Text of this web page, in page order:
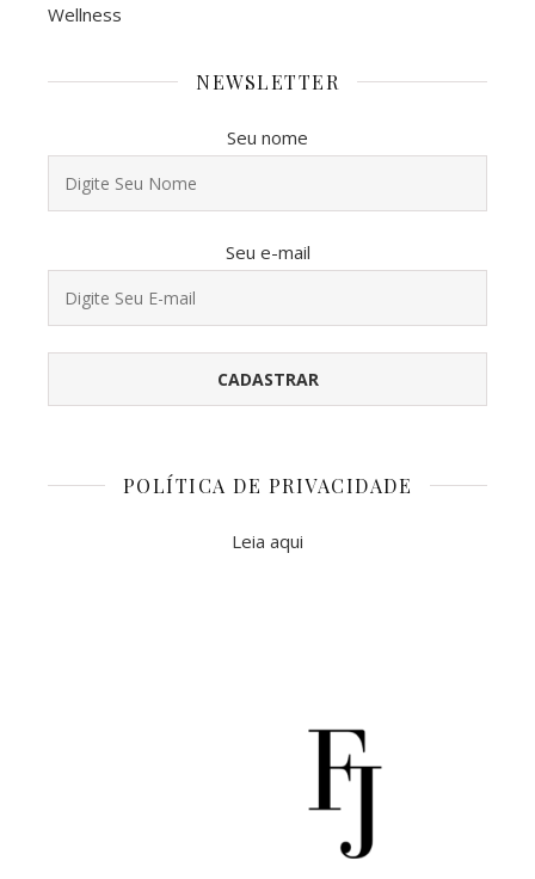
Wellness
NEWSLETTER
Seu nome
Seu e-mail
POLÍTICA DE PRIVACIDADE
Leia aqui